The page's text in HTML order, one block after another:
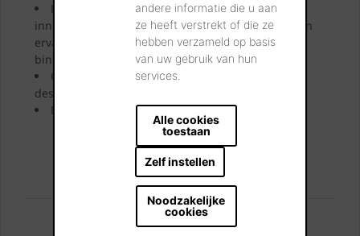
andere informatie die u aan
ze heeft verstrekt of die ze
hebben verzameld op basis
van uw gebruik van hun
services.
Alle cookies
toestaan
Zelf instellen
Noodzakelijke
cookies
Kom langs en laat u inspireren door onze
innovatieve oplossingen. Bekijk ze, neem ze vast en
ervaar uw toekomstige gevel, dak, bestrating of
binnenmuur.
Onze showroomadviseurs geven u uitgebreid
deskundig advies.
Neem uw favoriete stalen mee naar huis.
BEZOEK ONZE SHOWROOMS
U kan ons vinden: